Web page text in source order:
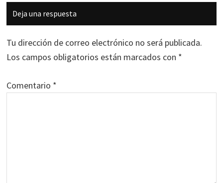
Interacciones
con
los
lectores
Deja una respuesta
Tu dirección de correo electrónico no será publicada.
Los campos obligatorios están marcados con *
Comentario *